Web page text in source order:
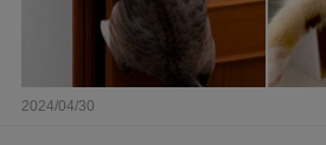
2024/04/30